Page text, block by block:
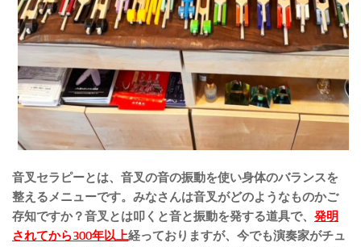
音叉セラピーとは、音叉の音の振動を使い身体のバランスを
整えるメニューです。みなさんは音叉がどのようなものかご
存知ですか？音叉とは叩くと音と振動を発する道具で、 発明
されてから300年以上経っておりますが、今でも演奏家がチュ